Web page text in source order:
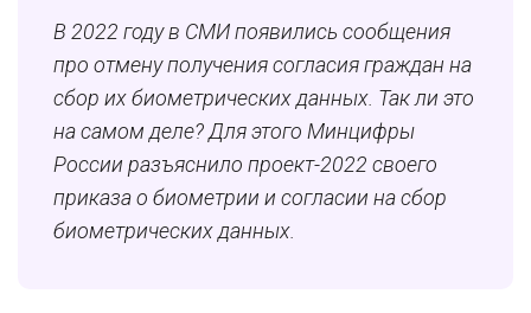
В 2022 году в СМИ появились сообщения
про отмену получения согласия граждан на
сбор их биометрических данных. Так ли это
на самом деле? Для этого Минцифры
России разъяснило проект-2022 своего
приказа о биометрии и согласии на сбор
биометрических данных.